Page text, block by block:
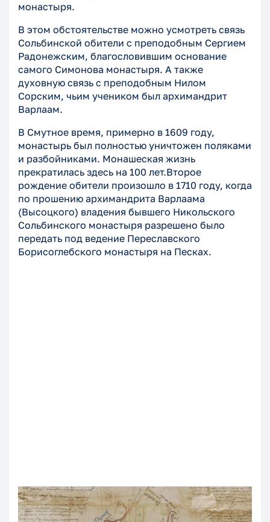
монастыря.
В этом обстоятельстве можно усмотреть связь
Сольбинской обители с преподобным Сергием
Радонежским, благословившим основание
самого Симонова монастыря. А также
духовную связь с преподобным Нилом
Сорским, чьим учеником был архимандрит
Варлаам.
В Смутное время, примерно в 1609 году,
монастырь был полностью уничтожен поляками
и разбойниками. Монашеская жизнь
прекратилась здесь на 100 лет.Второе
рождение обители произошло в 1710 году, когда
по прошению архимандрита Варлаама
(Высоцкого) владения бывшего Никольского
Сольбинского монастыря разрешено было
передать под ведение Переславского
Борисоглебского монастыря на Песках.